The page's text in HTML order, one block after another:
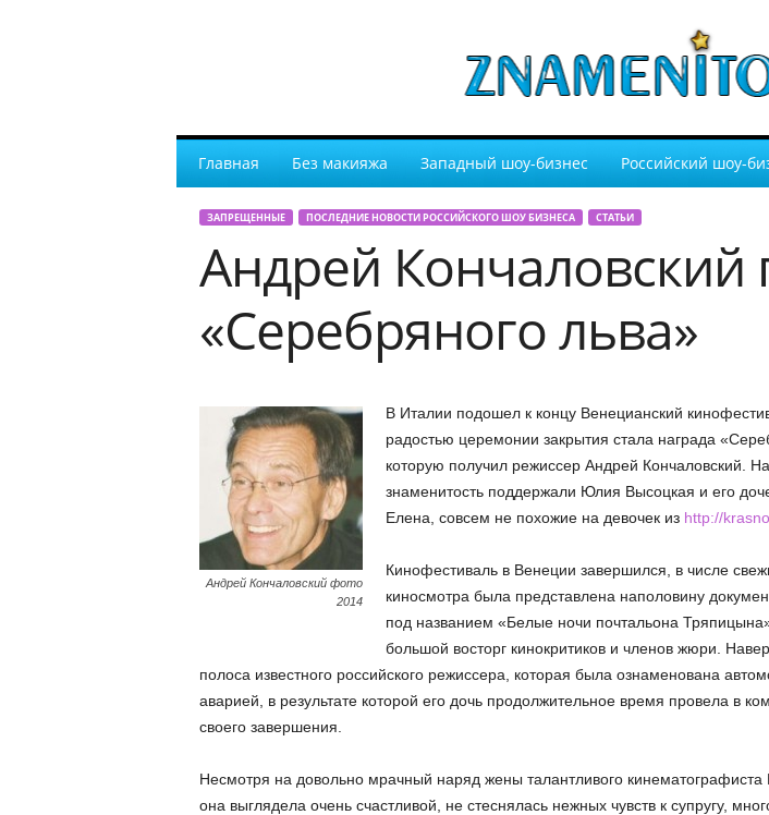
Главная Без макияжа Западный шоу-бизнес Российский шоу-
ЗАПРЕЩЕННЫЕ ПОСЛЕДНИЕ НОВОСТИ РОССИЙСКОГО ШОУ БИЗНЕСА СТАТЬИ
Андрей Кончаловский
«Серебряного льва»
Андрей Кончаловский фото
2014
В Италии подошел к концу Венецианский
радостью церемонии закрытия стала награда
которую получил режиссер Андрей Кончаловский.
знаменитость поддержали Юлия Высоцкая и его
Елена, совсем не похожие на девочек из http://
Кинофестиваль в Венеции завершился, в числе
киносмотра была представлена наполовину
под названием «Белые ночи почтальона
большой восторг кинокритиков и членов жюри.
полоса известного российского режиссера, которая была ознаменована
аварией, в результате которой его дочь продолжительное время провела в
своего завершения.
Несмотря на довольно мрачный наряд жены талантливого
она выглядела очень счастливой, не стеснялась нежных чувств к супругу,